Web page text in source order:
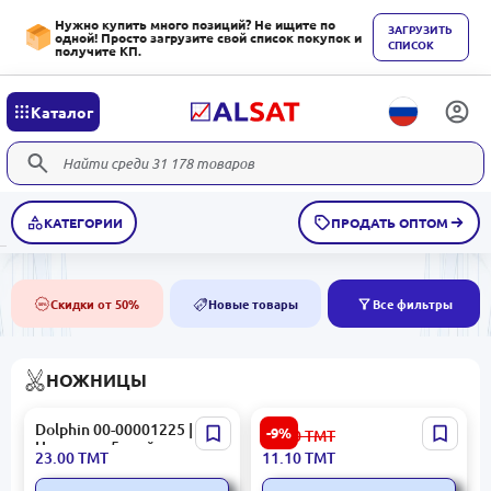
Нужно купить много позиций? Не ищите по
одной! Просто загрузите свой список покупок и
получите КП.
ЗАГРУЗИТЬ
СПИСОК
Каталог
КАТЕГОРИИ ПРОДАТЬ ОПТОМ
50% Скидки от 50% NEW Новые товары Все фильтры
НОЖНИЦЫ
Dolphin 00-00001225 |
Ножницы 5 дюймов из
нержавеющей стали
23.00ТМТ
-9%
YL-236121 BK-00102185 |
Детские ножницы
эргономичные детские
12.30ТМТ
11.10ТМТ